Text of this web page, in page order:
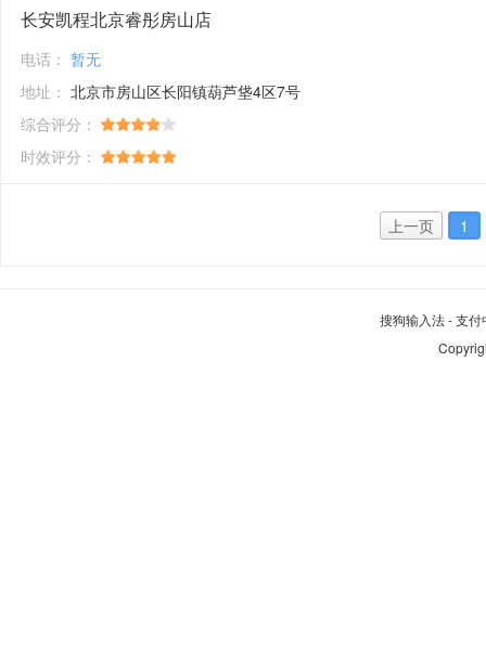
长安凯程北京睿彤房山店
电话： 暂无
地址： 北京市房山区长阳镇葫芦垡4区7号
综合评分：
时效评分：
上一页 1
搜狗输入法-支付